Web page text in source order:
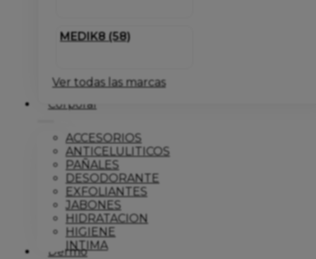
MEDIK8 (58)
Ver todas las marcas
Corporal
ACCESORIOS
ANTICELULITICOS
PAÑALES
DESODORANTE
EXFOLIANTES
JABONES
HIDRATACION
HIGIENE
INTIMA
Dermo